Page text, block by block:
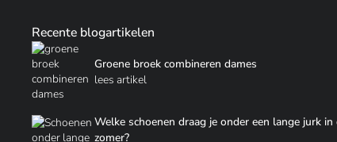
Recente blogartikelen
Groene broek combineren dames
lees artikel
Welke schoenen draag je onder een lange jurk in
zomer?